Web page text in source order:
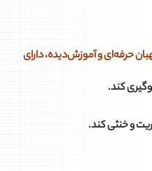
حرفه‌ای و آموزش‌دیده، دارای
کند.
و خنثی کند.